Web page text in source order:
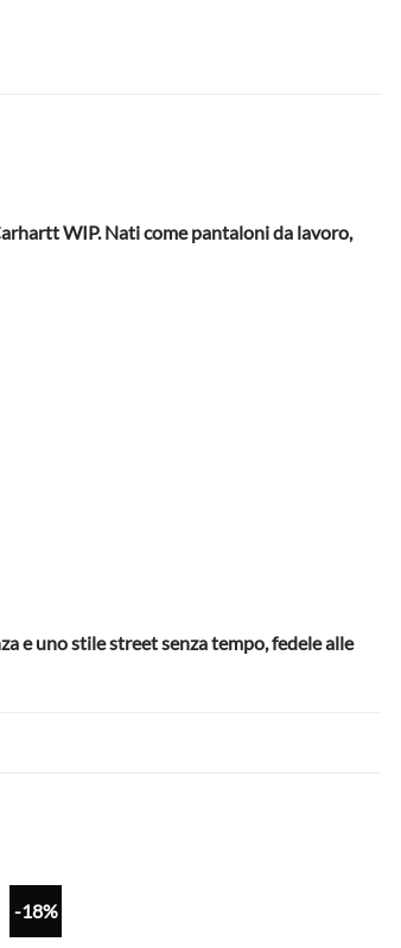
WIP. Nati come pantaloni da lavoro,
e uno stile street senza tempo, fedele alle
-18%